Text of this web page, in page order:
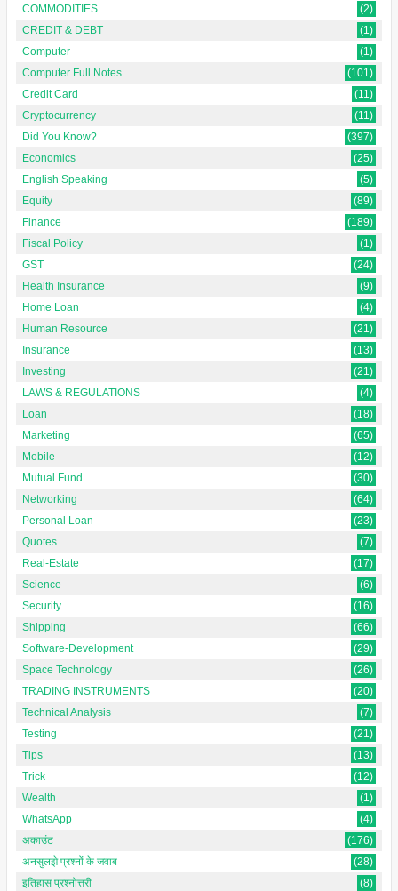
COMMODITIES
(2)
CREDIT & DEBT
(1)
Computer
(1)
Computer Full Notes
(101)
Credit Card
(11)
Cryptocurrency
(11)
Did You Know?
(397)
Economics
(25)
English Speaking
(5)
Equity
(89)
Finance
(189)
Fiscal Policy
(1)
GST
(24)
Health Insurance
(9)
Home Loan
(4)
Human Resource
(21)
Insurance
(13)
Investing
(21)
LAWS & REGULATIONS
(4)
Loan
(18)
Marketing
(65)
Mobile
(12)
Mutual Fund
(30)
Networking
(64)
Personal Loan
(23)
Quotes
(7)
Real-Estate
(17)
Science
(6)
Security
(16)
Shipping
(66)
Software-Development
(29)
Space Technology
(26)
TRADING INSTRUMENTS
(20)
Technical Analysis
(7)
Testing
(21)
Tips
(13)
Trick
(12)
Wealth
(1)
WhatsApp
(4)
अकाउंट
(176)
अनसुलझे प्रश्नों के जवाब
(28)
इतिहास प्रश्नोत्तरी
(8)